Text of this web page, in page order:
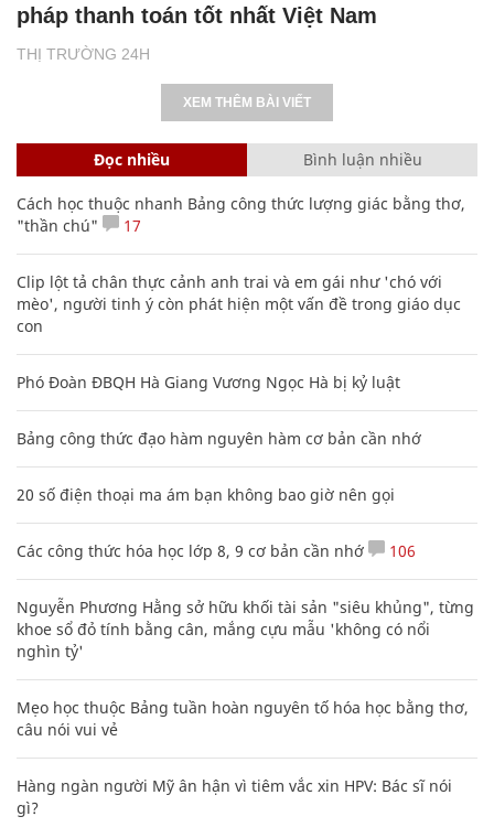
THỊ TRƯỜNG 24H
pháp thanh toán tốt nhất Việt Nam
XEM THÊM BÀI VIẾT
Đọc nhiều Bình luận nhiều
Cách học thuộc nhanh Bảng công thức lượng giác bằng thơ,
"thần chú"
17
Clip lột tả chân thực cảnh anh trai và em gái như 'chó với
mèo', người tinh ý còn phát hiện một vấn đề trong giáo dục
con
Phó Đoàn ĐBQH Hà Giang Vương Ngọc Hà bị kỷ luật
Bảng công thức đạo hàm nguyên hàm cơ bản cần nhớ
20 số điện thoại ma ám bạn không bao giờ nên gọi
Các công thức hóa học lớp 8, 9 cơ bản cần nhớ 106
Nguyễn Phương Hằng sở hữu khối tài sản "siêu khủng", từng
khoe sổ đỏ tính bằng cân, mắng cựu mẫu 'không có nổi
nghìn tỷ'
Mẹo học thuộc Bảng tuần hoàn nguyên tố hóa học bằng thơ,
câu nói vui vẻ
Hàng ngàn người Mỹ ân hận vì tiêm vắc xin HPV: Bác sĩ nói
gì?